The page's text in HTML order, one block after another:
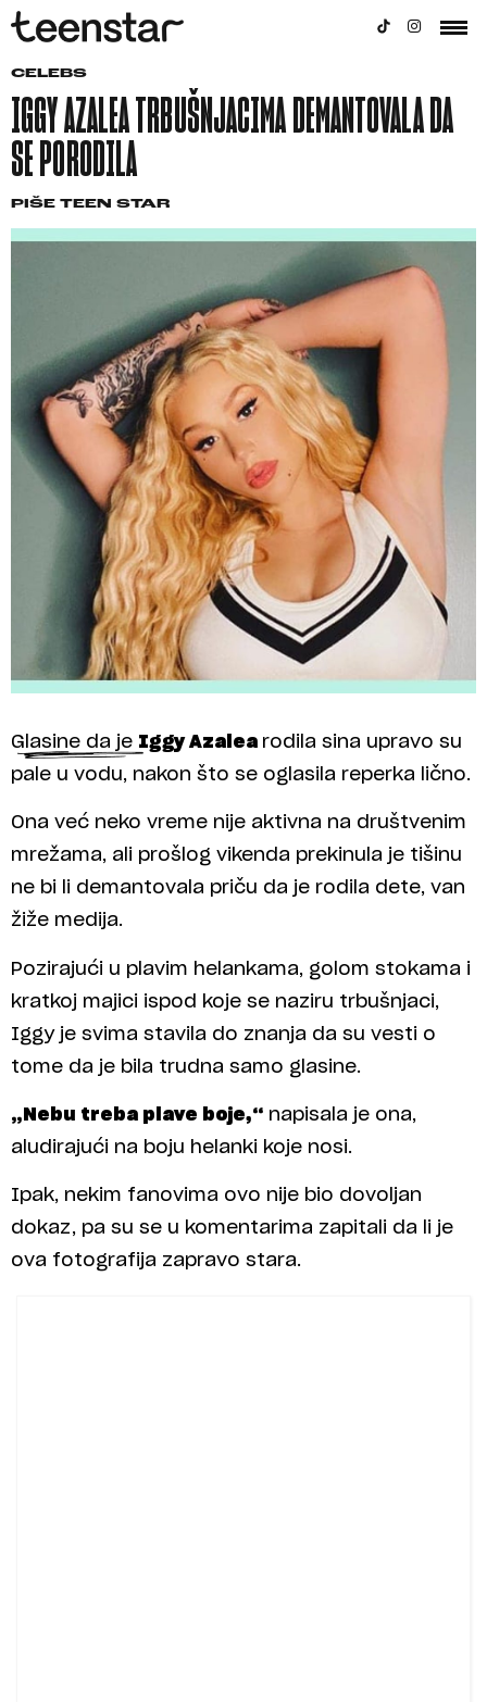
CELEBS
IGGY AZALEA TRBUŠNJACIMA DEMANTOVALA DA
SE PORODILA
PIŠE TEEN STAR
Glasine da je Iggy Azalea rodila sina upravo su
pale u vodu, nakon što se oglasila reperka lično.
Ona već neko vreme nije aktivna na društvenim
mrežama, ali prošlog vikenda prekinula je tišinu
ne bi li demantovala priču da je rodila dete, van
žiže medija.
Pozirajući u plavim helankama, golom stokama i
kratkoj majici ispod koje se naziru trbušnjaci,
Iggy je svima stavila do znanja da su vesti o
tome da je bila trudna samo glasine.
„Nebu treba plave boje,“ napisala je ona,
aludirajući na boju helanki koje nosi.
Ipak, nekim fanovima ovo nije bio dovoljan
dokaz, pa su se u komentarima zapitali da li je
ova fotografija zapravo stara.